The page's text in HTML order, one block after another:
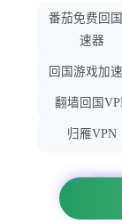
番茄免费回
速器
回国游戏加
翻墙回国
归雁VPN